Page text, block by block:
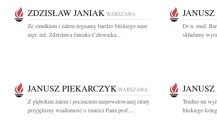
ZDZISŁAW JANIAK WARSZAWA
Ze smutkiem i żalem żegnamy bardzo bliskiego nam
mgr. inż. Zdzisława Janiaka Człowieka...
Dr n. med.
składamy
JANUSZ PIEKARCZYK WARSZAWA
Z głębokim żalem i poczuciem niepowetowanej straty
przyjęliśmy wiadomość o śmierci Pana prof....
Trudno mi
bliskiego